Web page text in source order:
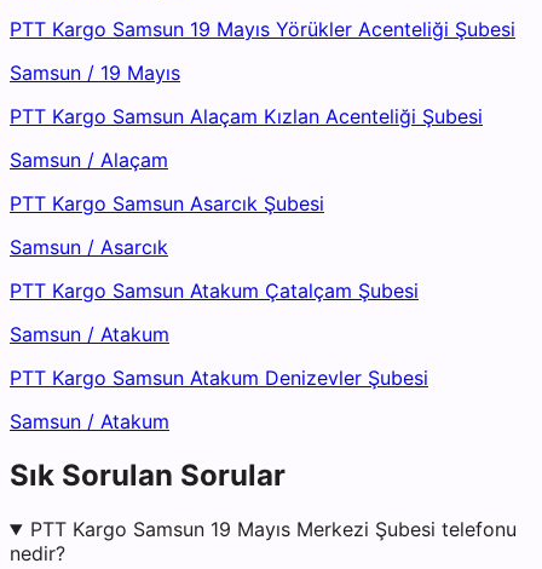
PTT Kargo Samsun 19 Mayıs Yörükler Acenteliği Şubesi
Samsun / 19 Mayıs
PTT Kargo Samsun Alaçam Kızlan Acenteliği Şubesi
Samsun / Alaçam
PTT Kargo Samsun Asarcık Şubesi
Samsun / Asarcık
PTT Kargo Samsun Atakum Çatalçam Şubesi
Samsun / Atakum
PTT Kargo Samsun Atakum Denizevler Şubesi
Samsun / Atakum
Sık Sorulan Sorular
PTT Kargo Samsun 19 Mayıs Merkezi Şubesi telefonu
nedir?